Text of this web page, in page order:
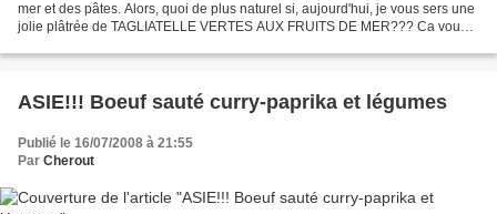
mer et des pâtes. Alors, quoi de plus naturel si, aujourd'hui, je vous sers une
jolie plâtrée de TAGLIATELLE VERTES AUX FRUITS DE MER??? Ca vous
ASIE!!! Boeuf sauté curry-paprika et légumes
Publié le 16/07/2008 à 21:55
Par Cherout